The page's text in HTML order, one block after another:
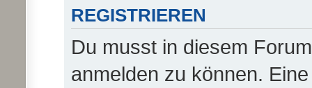
REGISTRIEREN
Du musst in diesem
anmelden zu können.